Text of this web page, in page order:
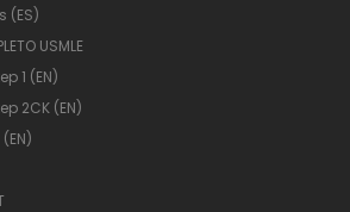
(ES)
USMLE
1 (EN)
2CK (EN)